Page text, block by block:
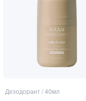
Дезодорант /40мл